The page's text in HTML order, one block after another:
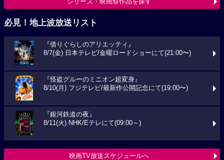
必見！地上波放送リスト
『借りぐらしのアリエッティ』
8/7(金) 日本テレビ/金曜ロードショーにて(21:00〜)
『怪盗グルーのミニオン超変身』
8/10(月) フジテレビ/最新作公開記念にて(19:00〜)
『銀河鉄道の夜』
8/11(火) NHK/Eテレにて(09:00～)
映画TV放送スケジュールへ